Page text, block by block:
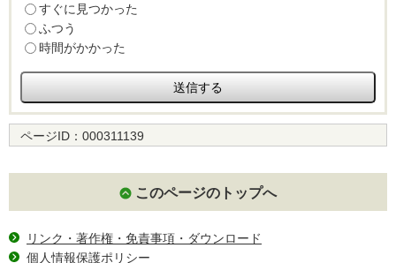
すぐに見つかった
ふつう
時間がかかった
ページID： 000311139
このページのトップへ
リンク・著作権・免責事項・ダウンロード
個人情報保護ポリシー